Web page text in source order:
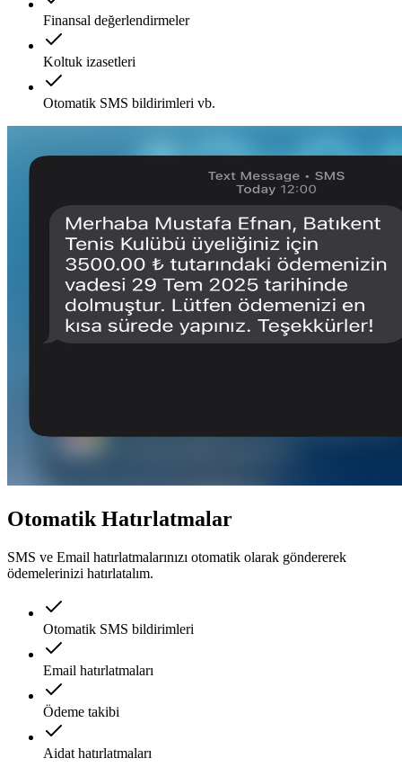
Finansal değerlendirmeler
Koltuk izasetleri
Otomatik SMS bildirimleri vb.
Otomatik Hatırlatmalar
SMS ve Email hatırlatmalarınızı otomatik olarak göndererek
ödemelerinizi hatırlatalım.
Otomatik SMS bildirimleri
Email hatırlatmaları
Ödeme takibi
Aidat hatırlatmaları